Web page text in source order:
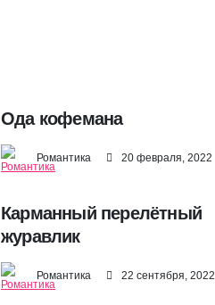
Ода кофемана
Романтика 20 февраля, 2022
Карманный перелётный
журавлик
Романтика 22 сентября, 2022